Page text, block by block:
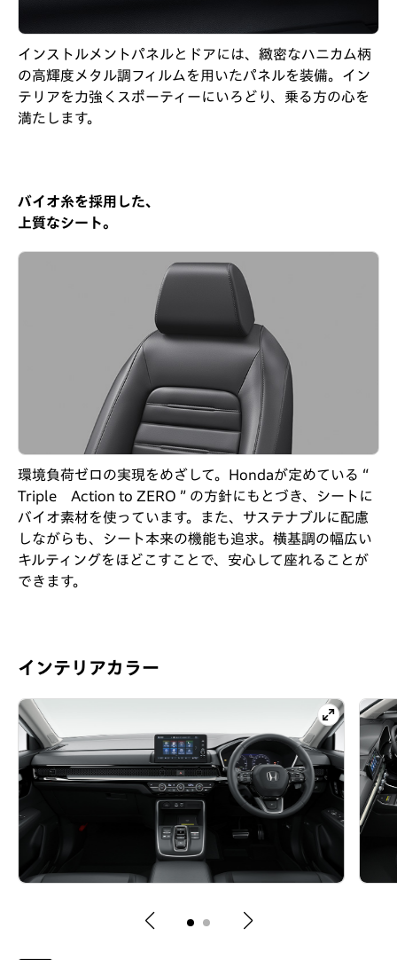
インストルメントパネルとドアには、緻密なハニカム柄
の高輝度メタル調フィルムを用いたパネルを装備。イン
テリアを力強くスポーティーにいろどり、乗る方の心を
満たします。
バイオ糸を採用した、
上質なシート。
環境負荷ゼロの実現をめざして。Hondaが定めている “
Triple Action to ZERO ” の方針にもとづき、シートに
バイオ素材を使っています。また、サステナブルに配慮
しながらも、シート本来の機能も追求。横基調の幅広い
キルティングをほどこすことで、安心して座れることが
できます。
インテリアカラー